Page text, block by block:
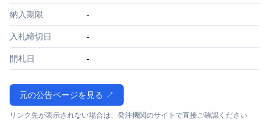
納入期限 -
入札締切日 -
開札日 -
元の公告ページを見る ↗
リンク先が表示されない場合は、発注機関のサイトで直接ご確認ください